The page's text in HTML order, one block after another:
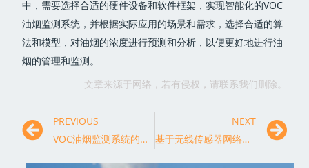
中，需要选择合适的硬件设备和软件框架，实现智能化的VOC
油烟监测系统，并根据实际应用的场景和需求，选择合适的算
法和模型，对油烟的浓度进行预测和分析，以便更好地进行油
烟的管理和监测。
文章来源于网络，若有侵权，请联系我们删除。
PREVIOUS
VOC油烟监测系统的原理及应用研究
NEXT
基于无线传感器网络的VOC油烟监测系统设计